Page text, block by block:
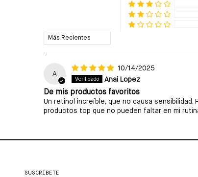
Sort by
A
10/14/2025
Anai Lopez
De mis productos favoritos
Un retinol increíble, que no causa sensibilidad.
productos top que no pueden faltar en mi
SUSCRÍBETE